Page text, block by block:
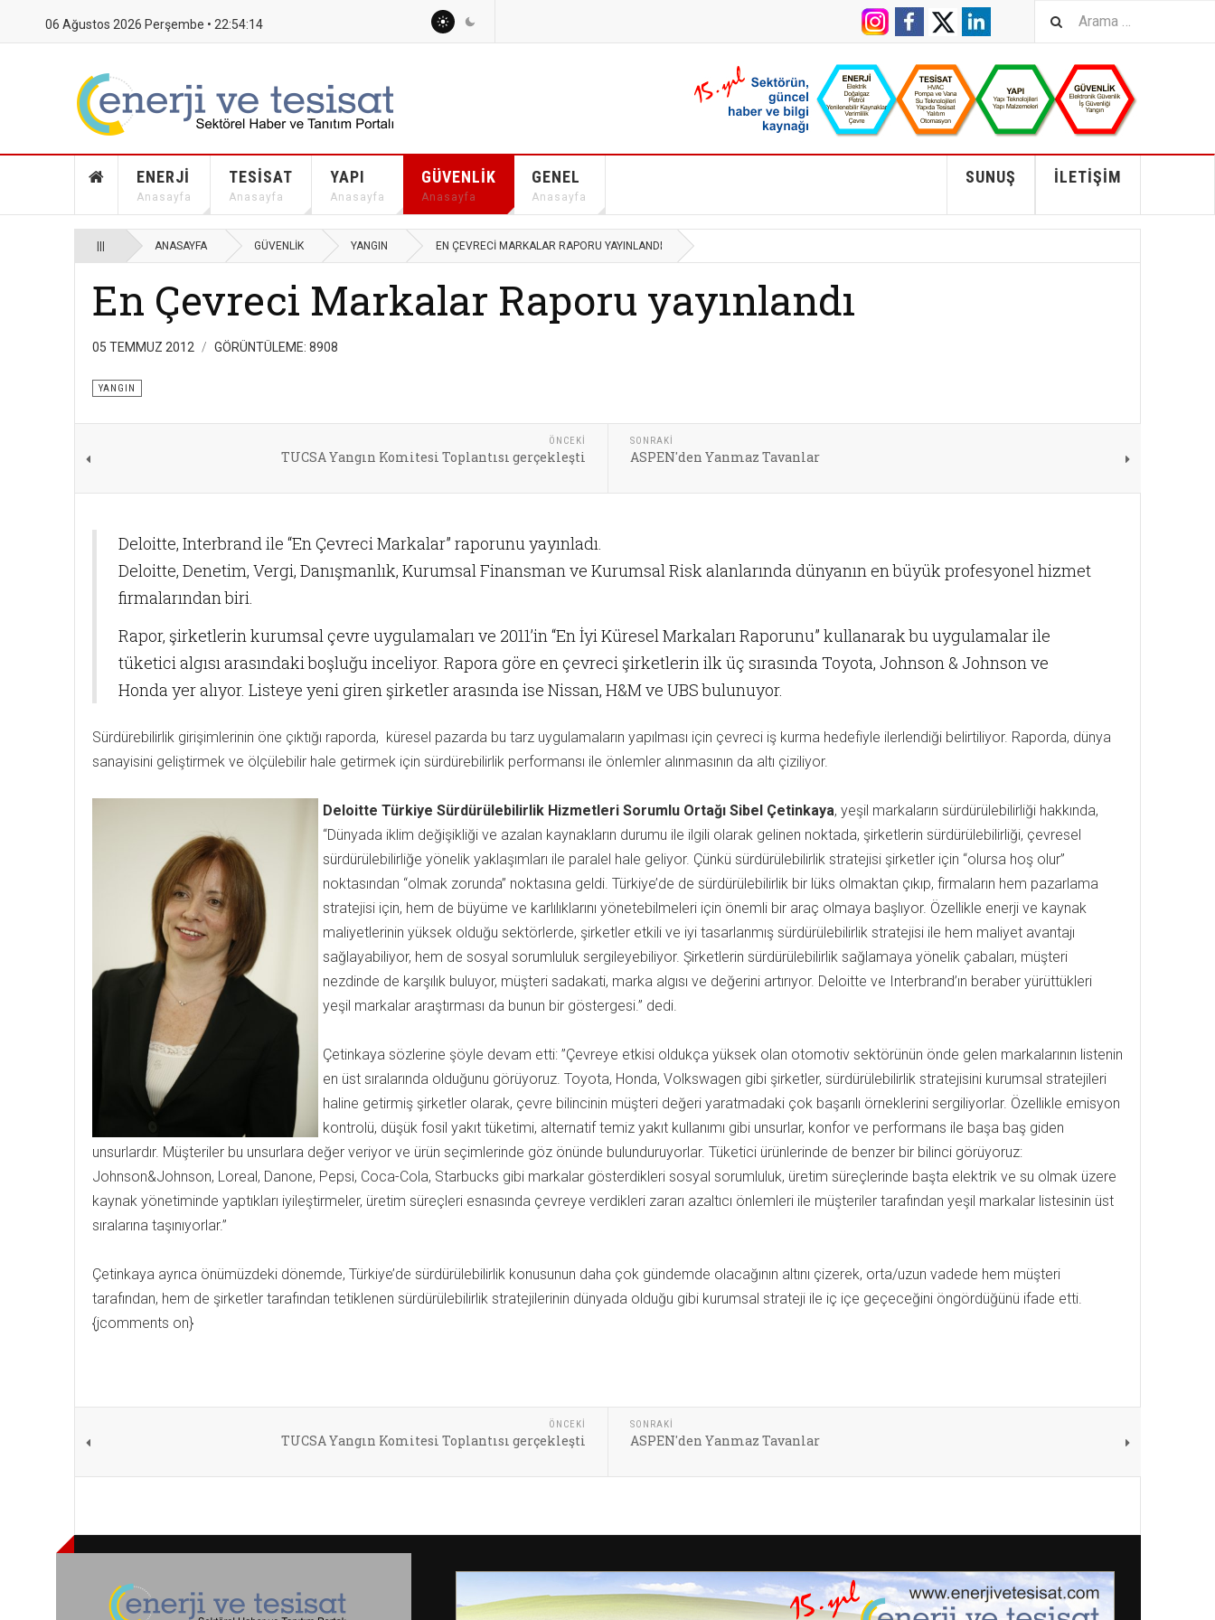
06 Ağustos 2026 Perşembe • 22:54:14
ENERJI
Anasayfa
TESISAT
Anasayfa
YAPI
Anasayfa
GÜVENLIK
Anasayfa
GENEL
Anasayfa
İLETIŞIM
SUNUŞ
ANASAYFA GÜVENLIK YANGIN EN ÇEVRECI MARKALAR RAPORU YAYINLANDI
En Çevreci Markalar Raporu yayınlandı
05 TEMMUZ 2012 GÖRÜNTÜLEME: 8908
YANGIN
ÖNCEKI
TUCSA Yangın Komitesi Toplantısı gerçekleşti
SONRAKI
ASPEN'den Yanmaz Tavanlar
Deloitte, Interbrand ile “En Çevreci Markalar” raporunu yayınladı.
Deloitte, Denetim, Vergi, Danışmanlık, Kurumsal Finansman ve Kurumsal Risk alanlarında dünyanın en büyük profesyonel hizmet
firmalarından biri.
Rapor, şirketlerin kurumsal çevre uygulamaları ve 2011’in “En İyi Küresel Markaları Raporunu” kullanarak bu uygulamalar ile
tüketici algısı arasındaki boşluğu inceliyor. Rapora göre en çevreci şirketlerin ilk üç sırasında Toyota, Johnson & Johnson ve
Honda yer alıyor. Listeye yeni giren şirketler arasında ise Nissan, H&M ve UBS bulunuyor.
Sürdürebilirlik girişimlerinin öne çıktığı raporda, küresel pazarda bu tarz uygulamaların yapılması için çevreci iş kurma hedefiyle ilerlendiği belirtiliyor. Raporda, dünya
sanayisini geliştirmek ve ölçülebilir hale getirmek için sürdürebilirlik performansı ile önlemler alınmasının da altı çiziliyor.
Deloitte Türkiye Sürdürülebilirlik Hizmetleri Sorumlu Ortağı Sibel Çetinkaya, yeşil markaların sürdürülebilirliği hakkında,
“Dünyada iklim değişikliği ve azalan kaynakların durumu ile ilgili olarak gelinen noktada, şirketlerin sürdürülebilirliği, çevresel
sürdürülebilirliğe yönelik yaklaşımları ile paralel hale geliyor. Çünkü sürdürülebilirlik stratejisi şirketler için “olursa hoş olur”
noktasından “olmak zorunda” noktasına geldi. Türkiye’de de sürdürülebilirlik bir lüks olmaktan çıkıp, firmaların hem pazarlama
stratejisi için, hem de büyüme ve karlılıklarını yönetebilmeleri için önemli bir araç olmaya başlıyor. Özellikle enerji ve kaynak
maliyetlerinin yüksek olduğu sektörlerde, şirketler etkili ve iyi tasarlanmış sürdürülebilirlik stratejisi ile hem maliyet avantajı
sağlayabiliyor, hem de sosyal sorumluluk sergileyebiliyor. Şirketlerin sürdürülebilirlik sağlamaya yönelik çabaları, müşteri
nezdinde de karşılık buluyor, müşteri sadakati, marka algısı ve değerini artırıyor. Deloitte ve Interbrand’ın beraber yürüttükleri
yeşil markalar araştırması da bunun bir göstergesi.” dedi.
Çetinkaya sözlerine şöyle devam etti: ”Çevreye etkisi oldukça yüksek olan otomotiv sektörünün önde gelen markalarının listenin
en üst sıralarında olduğunu görüyoruz. Toyota, Honda, Volkswagen gibi şirketler, sürdürülebilirlik stratejisini kurumsal stratejileri
haline getirmiş şirketler olarak, çevre bilincinin müşteri değeri yaratmadaki çok başarılı örneklerini sergiliyorlar. Özellikle emisyon
kontrolü, düşük fosil yakıt tüketimi, alternatif temiz yakıt kullanımı gibi unsurlar, konfor ve performans ile başa baş giden
unsurlardır. Müşteriler bu unsurlara değer veriyor ve ürün seçimlerinde göz önünde bulunduruyorlar. Tüketici ürünlerinde de benzer bir bilinci görüyoruz:
Johnson&Johnson, Loreal, Danone, Pepsi, Coca-Cola, Starbucks gibi markalar gösterdikleri sosyal sorumluluk, üretim süreçlerinde başta elektrik ve su olmak üzere
kaynak yönetiminde yaptıkları iyileştirmeler, üretim süreçleri esnasında çevreye verdikleri zararı azaltıcı önlemleri ile müşteriler tarafından yeşil markalar listesinin üst
sıralarına taşınıyorlar.”
Çetinkaya ayrıca önümüzdeki dönemde, Türkiye’de sürdürülebilirlik konusunun daha çok gündemde olacağının altını çizerek, orta/uzun vadede hem müşteri
tarafından, hem de şirketler tarafından tetiklenen sürdürülebilirlik stratejilerinin dünyada olduğu gibi kurumsal strateji ile iç içe geçeceğini öngördüğünü ifade etti.
{jcomments on}
ÖNCEKI
TUCSA Yangın Komitesi Toplantısı gerçekleşti
SONRAKI
ASPEN'den Yanmaz Tavanlar